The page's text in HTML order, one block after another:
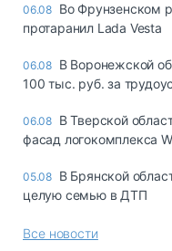
06.08 Во Фрунзенском
протаранил Lada Vesta
06.08 В Воронежской
100 тыс. руб. за
06.08 В Тверской
фасад логокомплекса
05.08 В Брянской
целую семью в ДТП
Все новости